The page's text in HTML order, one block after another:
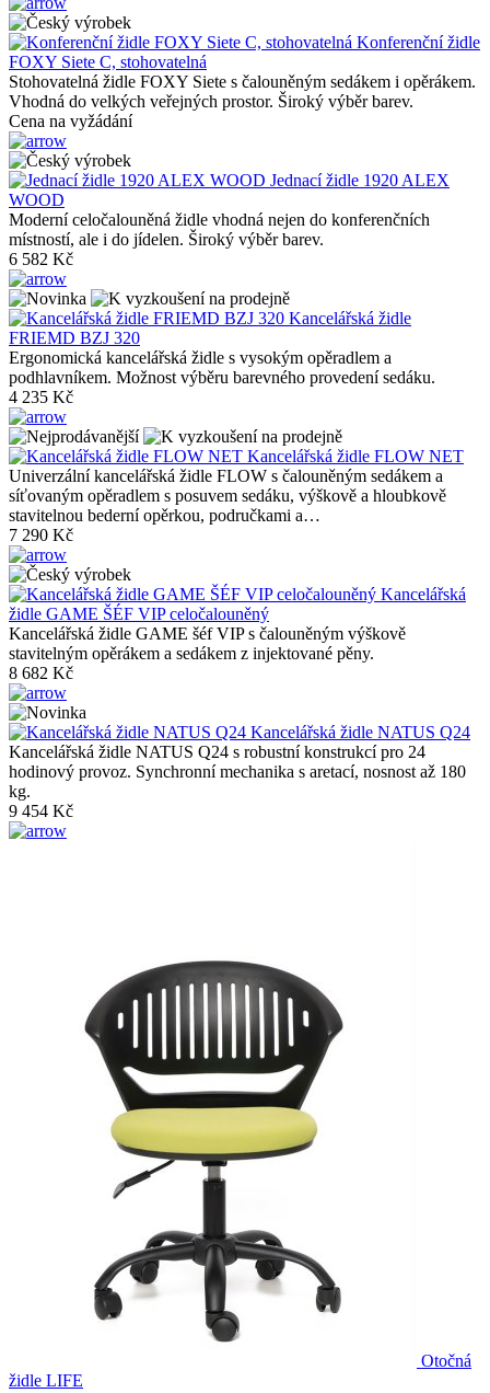
Konferenční židle
FOXY Siete C, stohovatelná
Stohovatelná židle FOXY Siete s čalouněným sedákem i opěrákem.
Vhodná do velkých veřejných prostor. Široký výběr barev.
Cena na vyžádání
Jednací židle 1920 ALEX
WOOD
Moderní celočalouněná židle vhodná nejen do konferenčních
místností, ale i do jídelen. Široký výběr barev.
6 582 Kč
Kancelářská židle
FRIEMD BZJ 320
Ergonomická kancelářská židle s vysokým opěradlem a
podhlavníkem. Možnost výběru barevného provedení sedáku.
4 235 Kč
Kancelářská židle FLOW NET
Univerzální kancelářská židle FLOW s čalouněným sedákem a
síťovaným opěradlem s posuvem sedáku, výškově a hloubkově
stavitelnou bederní opěrkou, područkami a…
7 290 Kč
Kancelářská
židle GAME ŠÉF VIP celočalouněný
Kancelářská židle GAME šéf VIP s čalouněným výškově
stavitelným opěrákem a sedákem z injektované pěny.
8 682 Kč
Kancelářská židle NATUS Q24
Kancelářská židle NATUS Q24 s robustní konstrukcí pro 24
hodinový provoz. Synchronní mechanika s aretací, nosnost až 180
kg.
9 454 Kč
Otočná
židle LIFE